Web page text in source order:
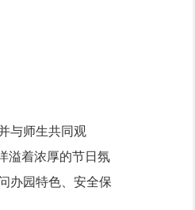
与师生共同观
溢着浓厚的节日氛
办园特色、安全保